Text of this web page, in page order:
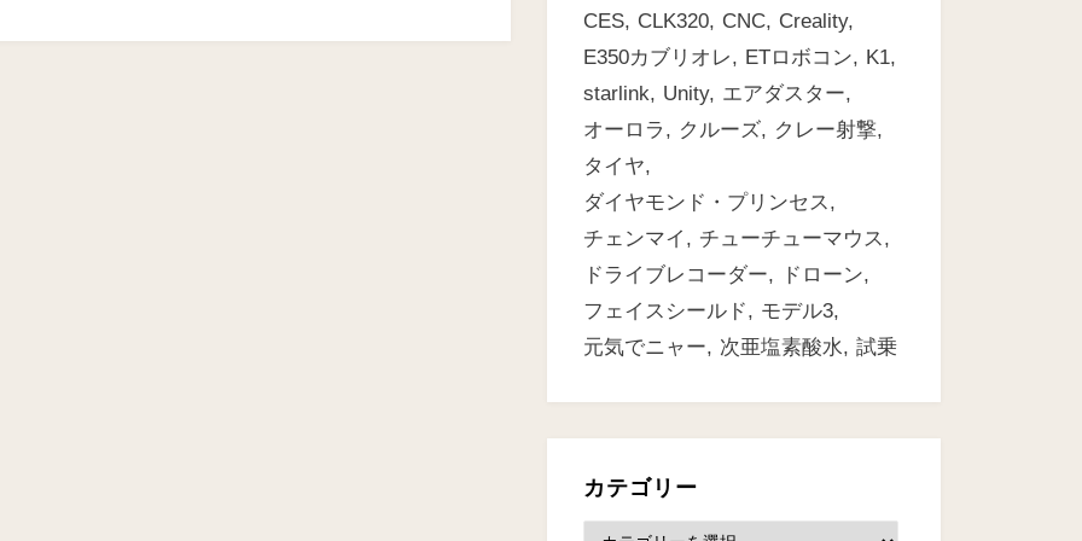
CES
CLK320 CNC
Creality
E350カブリオレ
ETロボコン
K1
starlink
Unity
エアダスター
オーロラ
クルーズ
クレー射撃
タイヤ
ダイヤモンド・プリンセス
チェンマイ
チューチューマウス
ドライブレコーダー
ドローン
フェイスシールド
モデル3
元気でニャー
次亜塩素酸水 試乗
カテゴリー